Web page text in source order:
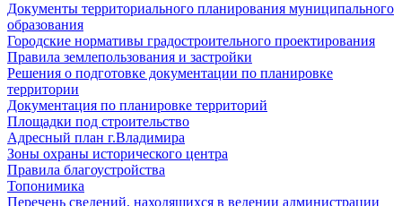
Документы территориального планирования муниципального
образования
Городские нормативы градостроительного проектирования
Правила землепользования и застройки
Решения о подготовке документации по планировке
территории
Документация по планировке территорий
Площадки под строительство
Адресный план г.Владимира
Зоны охраны исторического центра
Правила благоустройства
Топонимика
Перечень сведений, находящихся в ведении администрации